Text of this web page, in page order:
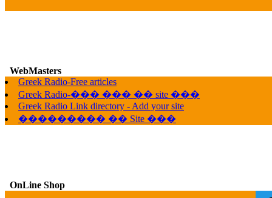
WebMasters
Greek Radio-Free articles
Greek Radio-��� ��� �� site ���
Greek Radio Link directory - Add your site
��������� �� Site ���
OnLine Shop